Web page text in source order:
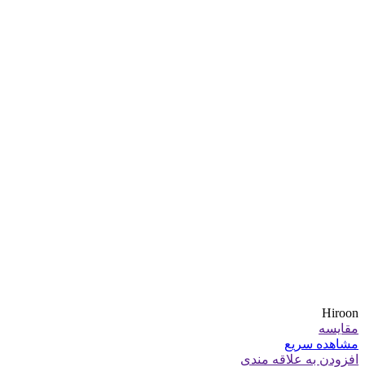
Hiroon
مقایسه
مشاهده سریع
افزودن به علاقه مندی